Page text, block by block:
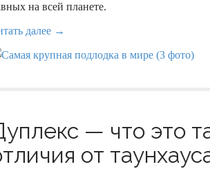
на всей планете.
далее →
— что это
от